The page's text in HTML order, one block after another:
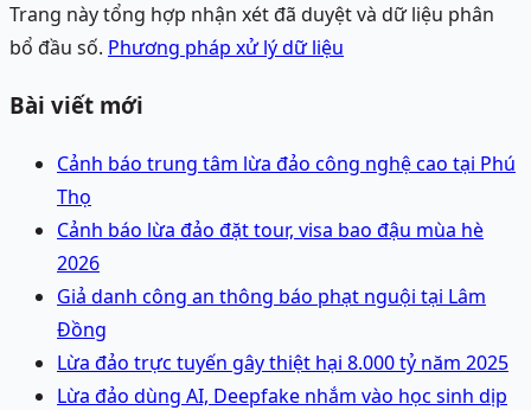
Trang này tổng hợp nhận xét đã duyệt và dữ liệu phân
bổ đầu số. Phương pháp xử lý dữ liệu
Bài viết mới
Cảnh báo trung tâm lừa đảo công nghệ cao tại Phú
Thọ
Cảnh báo lừa đảo đặt tour, visa bao đậu mùa hè
2026
Giả danh công an thông báo phạt nguội tại Lâm
Đồng
Lừa đảo trực tuyến gây thiệt hại 8.000 tỷ năm 2025
Lừa đảo dùng AI, Deepfake nhắm vào học sinh dịp